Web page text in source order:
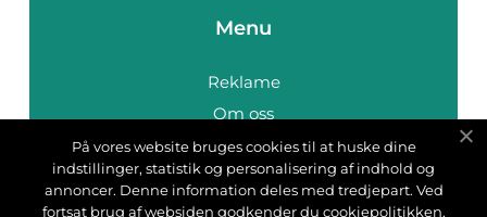
Menu
Reklame
Om oss
Cookies
Kontakt Oss
Sitemap
På vores website bruges cookies til at huske dine
indstillinger, statistik og personalisering af indhold og
annoncer. Denne information deles med tredjepart. Ved
fortsat brug af websiden godkender du cookiepolitikken.